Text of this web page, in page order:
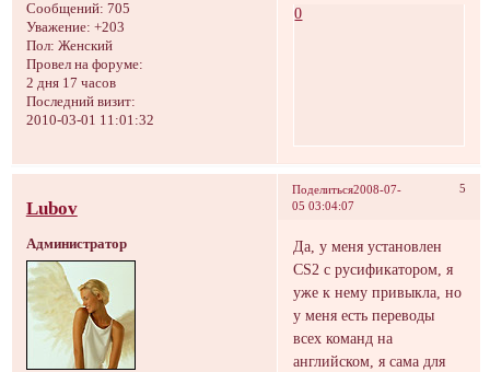
Сообщений: 705
Уважение: +203
Пол: Женский
Провел на форуме:
2 дня 17 часов
Последний визит:
2010-03-01 11:01:32
0
Поделиться 5
2008-07-
05 03:04:07
Lubov
Администратор
Да, у меня установлен
CS2 с русификатором, я
уже к нему привыкла, но
у меня есть переводы
всех команд на
английском, я сама для